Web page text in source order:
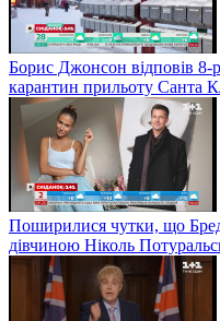
Борис Джонсон відповів 8-
карантин прильоту Санта
Поширилися чутки, що
дівчиною Ніколь